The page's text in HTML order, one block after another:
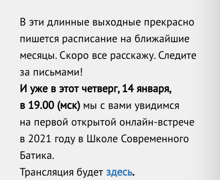
В эти длинные выходные прекрасно
пишется расписание на ближайшие
месяцы. Скоро все расскажу. Следите
за письмами!
И уже в этот четверг, 14 января,
в 19.00 (мск) мы с вами увидимся
на первой открытой онлайн-встрече
в 2021 году в Школе Современного
Батика.
Трансляция будет здесь.